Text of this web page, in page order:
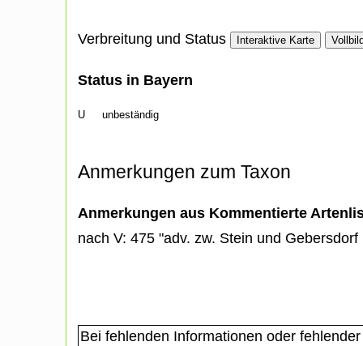
Verbreitung und Status Interaktive Karte
Status in Bayern
U unbeständig
Anmerkungen zum Taxon
Anmerkungen aus Kommentierte
nach V: 475 "adv. zw. Stein und
Bei fehlenden Informationen oder